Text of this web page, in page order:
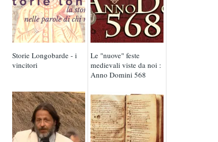
Storie Longobarde - i
vincitori
Le "nuove" feste
medievali viste da noi :
Anno Domini 568